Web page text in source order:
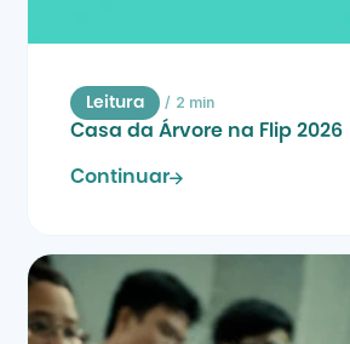
Leitura / 2 min
Casa da Árvore na Flip 2026
Continuar